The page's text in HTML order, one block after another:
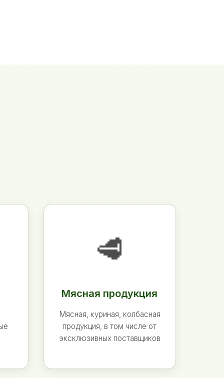
🥩
Мясная продукция
Мясная, куриная, колбасная
продукция, в том числе от
эксклюзивных поставщиков